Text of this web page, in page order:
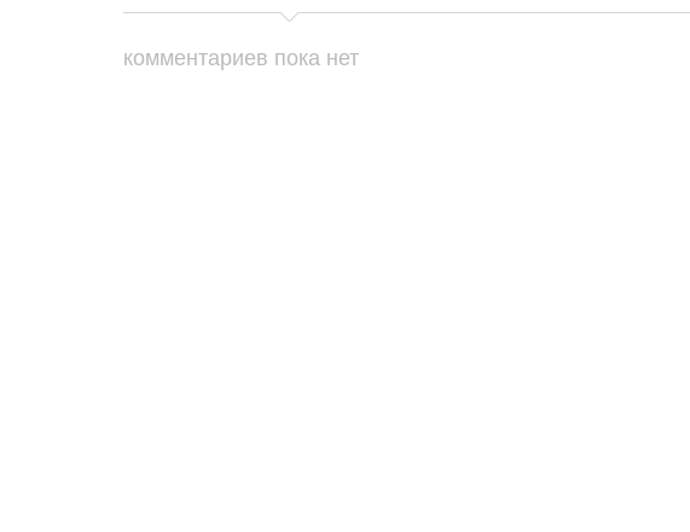
комментариев пока нет